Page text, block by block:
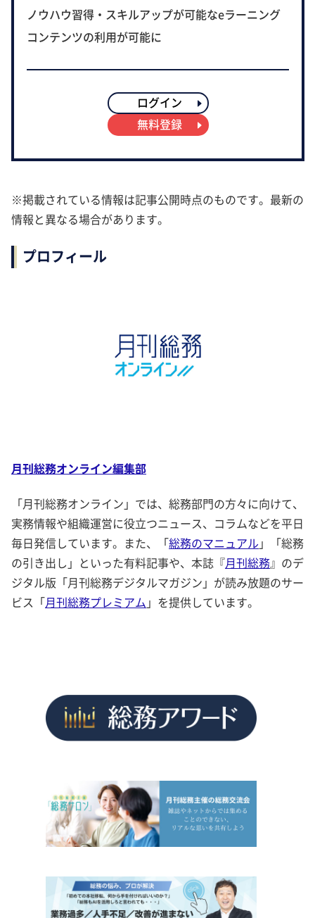
ノウハウ習得・スキルアップが可能なeラーニング
コンテンツの利用が可能に
ログイン
無料登録
※掲載されている情報は記事公開時点のものです。最新の
情報と異なる場合があります。
プロフィール
月刊総務オンライン編集部
「月刊総務オンライン」では、総務部門の方々に向けて、
実務情報や組織運営に役立つニュース、コラムなどを平日
毎日発信しています。また、「総務のマニュアル 」「総務
の引き出し」といった有料記事や、本誌『月刊総務』のデ
ジタル版「月刊総務デジタルマガジン」が読み放題のサー
ビス「月刊総務プレミアム 」を提供しています。